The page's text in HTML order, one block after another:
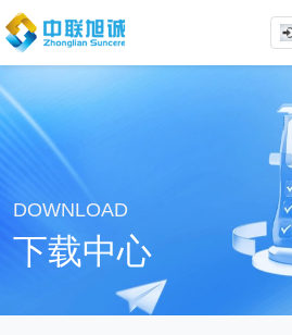
DOWNLOAD
下载中心